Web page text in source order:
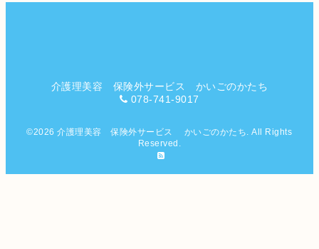
介護理美容 保険外サービス かいごのかたち
078-741-9017
©2026介護理美容 保険外サービス かいごのかたち . All Rights
Reserved.